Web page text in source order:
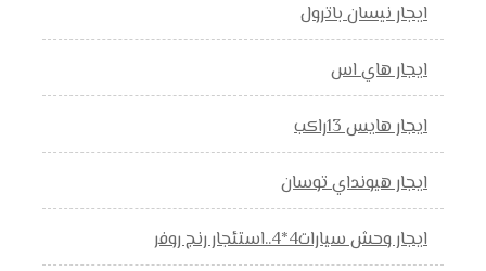
ايجار نيسان باترول
ايجار هاي اس
ايجار هايس 13راكب
ايجار هيونداي توسان
ايجار وحش سيارات4*4..استئجار رنج روفر